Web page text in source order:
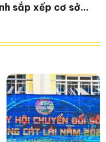
sắp xếp cơ sở